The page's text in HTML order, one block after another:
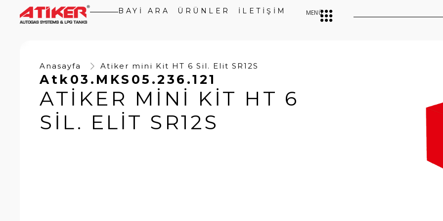
BAYI ARA ÜRÜNLER İLETİŞİM MENÜ
Anasayfa Atiker mini Kit HT 6 Sil. Elit SR12S
Atk03.MKS05.236.121
ATIKER MINI KIT HT 6
SIL. ELIT SR12S